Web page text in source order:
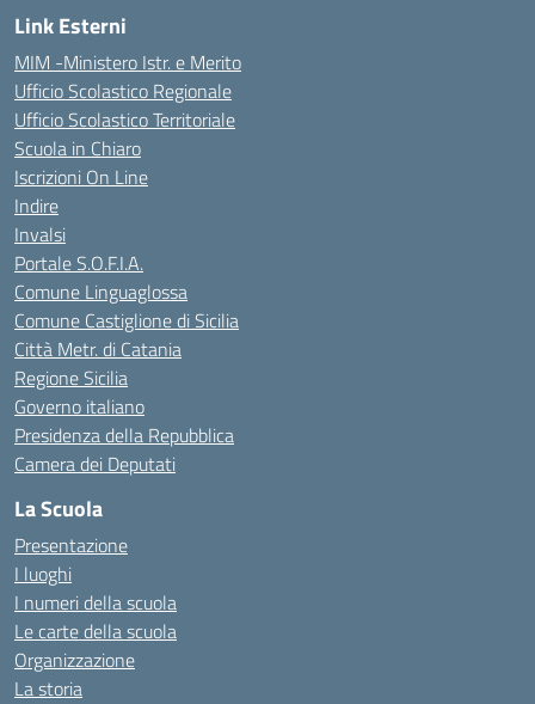
Link Esterni
MIM -Ministero Istr. e Merito
Ufficio Scolastico Regionale
Ufficio Scolastico Territoriale
Scuola in Chiaro
Iscrizioni On Line
Indire
Invalsi
Portale S.O.F.I.A.
Comune Linguaglossa
Comune Castiglione di Sicilia
Città Metr. di Catania
Regione Sicilia
Governo italiano
Presidenza della Repubblica
Camera dei Deputati
La Scuola
Presentazione
I luoghi
I numeri della scuola
Le carte della scuola
Organizzazione
La storia